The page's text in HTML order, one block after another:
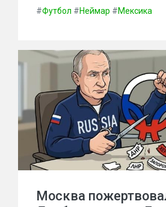
#Футбол #Неймар #Мексика
Москва